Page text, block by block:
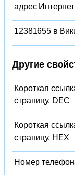
адрес Интернет
12381655 в
Другие
Короткая
страницу, DEC
Короткая
страницу, HEX
Номер